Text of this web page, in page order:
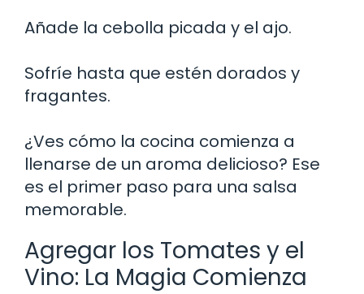
Añade la cebolla picada y el ajo.
Sofríe hasta que estén dorados y
fragantes.
¿Ves cómo la cocina comienza a
llenarse de un aroma delicioso? Ese
es el primer paso para una salsa
memorable.
Agregar los Tomates y el
Vino: La Magia Comienza